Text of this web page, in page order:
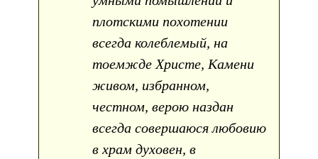
плотскими похотении
всегда колеблемый, на
тоемжде Христе, Камени
живом, избранном,
честном, верою наздан
всегда совершаюся любовию
в храм духовен, в